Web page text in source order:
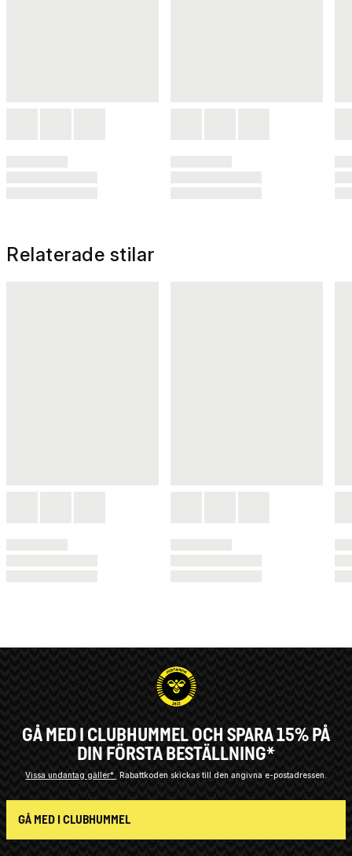
Relaterade stilar
GÅ MED I CLUBHUMMEL OCH SPARA 15% PÅ
DIN FÖRSTA BESTÄLLNING*
Vissa undantag gäller* Rabattkoden skickas till den angivna e-postadressen.
GÅ MED I CLUBHUMMEL